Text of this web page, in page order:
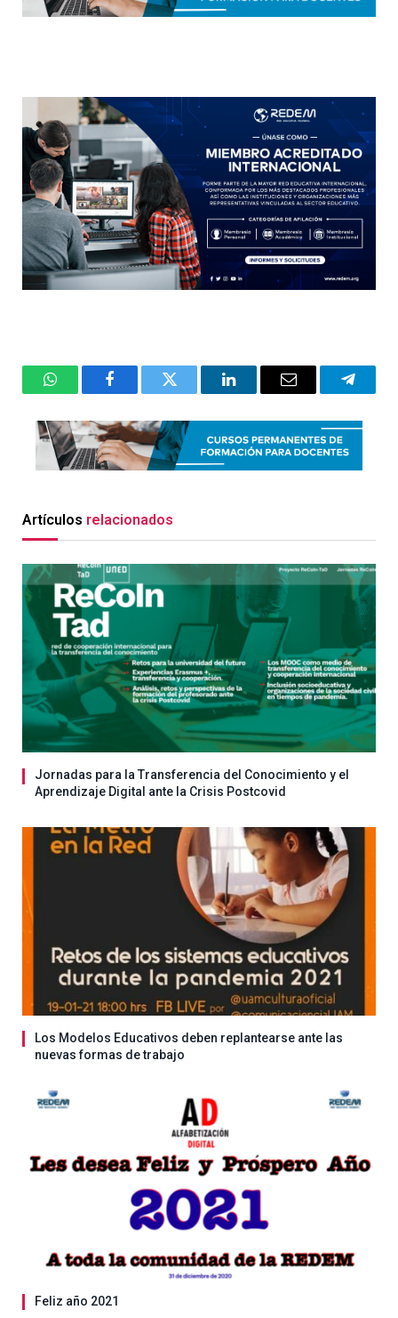
WhatsAppFacebookTwitter LinkedInEmail
Artículos relacionados
Jornadas para la Transferencia del Conocimiento y el
Aprendizaje Digital ante la Crisis Postcovid
Los Modelos Educativos deben replantearse ante las
nuevas formas de trabajo
Feliz año 2021